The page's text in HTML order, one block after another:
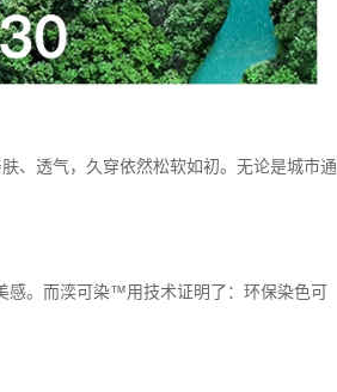
、透气，久穿依然松软如初。无论是城市通
感。而湙可染™用技术证明了：环保染色可